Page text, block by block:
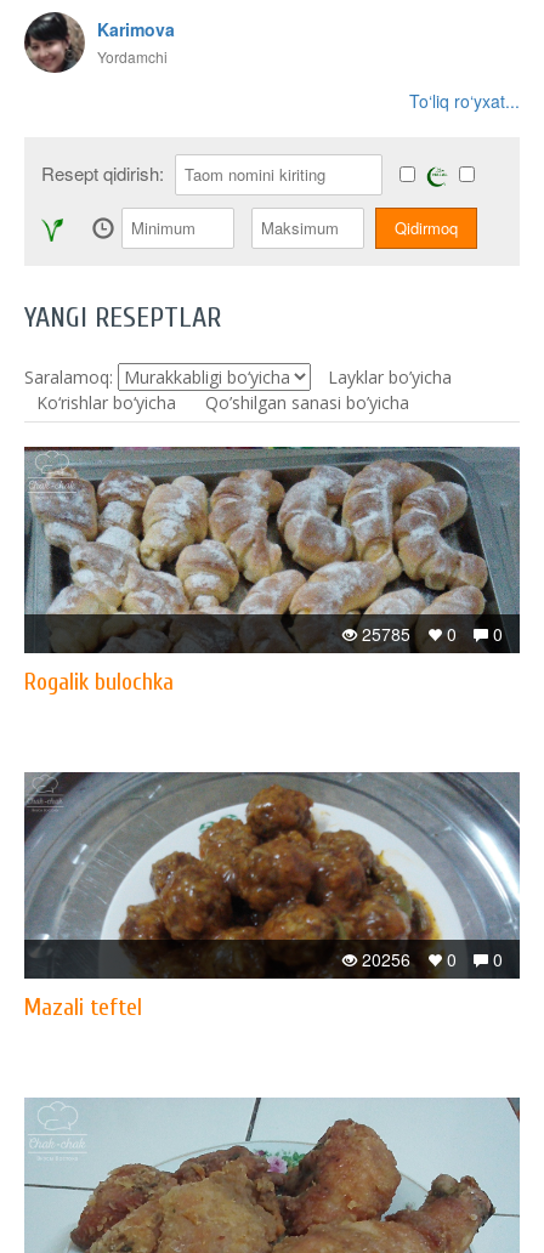
Karimova
Yordamchi
To‘liq ro‘yxat...
Resept qidirish:
YANGI RESEPTLAR
Saralamoq:
Layklar bo’yicha
Ko‘rishlar bo‘yicha
Qo’shilgan sanasi bo’yicha
0
0
25785
Rogalik bulochka
0
0
20256
Mazali teftel